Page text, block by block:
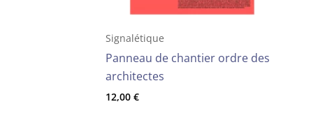
Signalétique
Panneau de chantier ordre des
architectes
12,00€